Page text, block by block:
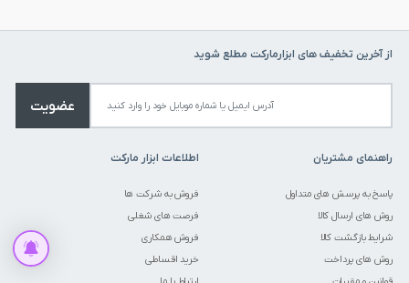
از آخرین تخفیف های ابزارمارکت مطلع شوید
عضویت
راهنمای مشتریان
پاسخ به پرسش های متداول
روش های ارسال کالا
شرایط بازگشت کالا
روش های پرداخت
اطلاعات ابزار مارکت
فروش به شرکت ها
فرصت های شغلی
فروش همکاری
خرید اقساطی